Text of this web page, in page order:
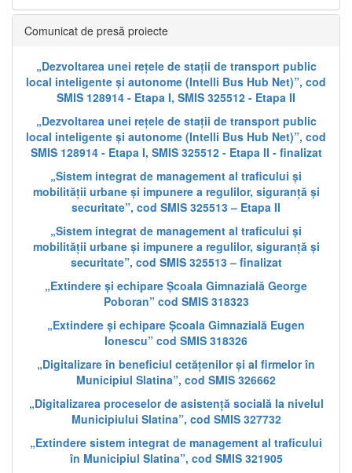
Comunicat de presă proiecte
„Dezvoltarea unei rețele de stații de transport public
local inteligente și autonome (Intelli Bus Hub Net)”, cod
SMIS 128914 - Etapa I, SMIS 325512 - Etapa II
„Dezvoltarea unei rețele de stații de transport public
local inteligente și autonome (Intelli Bus Hub Net)”, cod
SMIS 128914 - Etapa I, SMIS 325512 - Etapa II - finalizat
„Sistem integrat de management al traficului și
mobilității urbane și impunere a regulilor, siguranță și
securitate”, cod SMIS 325513 – Etapa II
„Sistem integrat de management al traficului și
mobilității urbane și impunere a regulilor, siguranță și
securitate”, cod SMIS 325513 – finalizat
„Extindere și echipare Școala Gimnazială George
Poboran” cod SMIS 318323
„Extindere și echipare Școala Gimnazială Eugen
Ionescu” cod SMIS 318326
„Digitalizare în beneficiul cetățenilor și al firmelor în
Municipiul Slatina”, cod SMIS 326662
„Digitalizarea proceselor de asistență socială la nivelul
Municipiului Slatina”, cod SMIS 327732
„Extindere sistem integrat de management al traficului
în Municipiul Slatina”, cod SMIS 321905